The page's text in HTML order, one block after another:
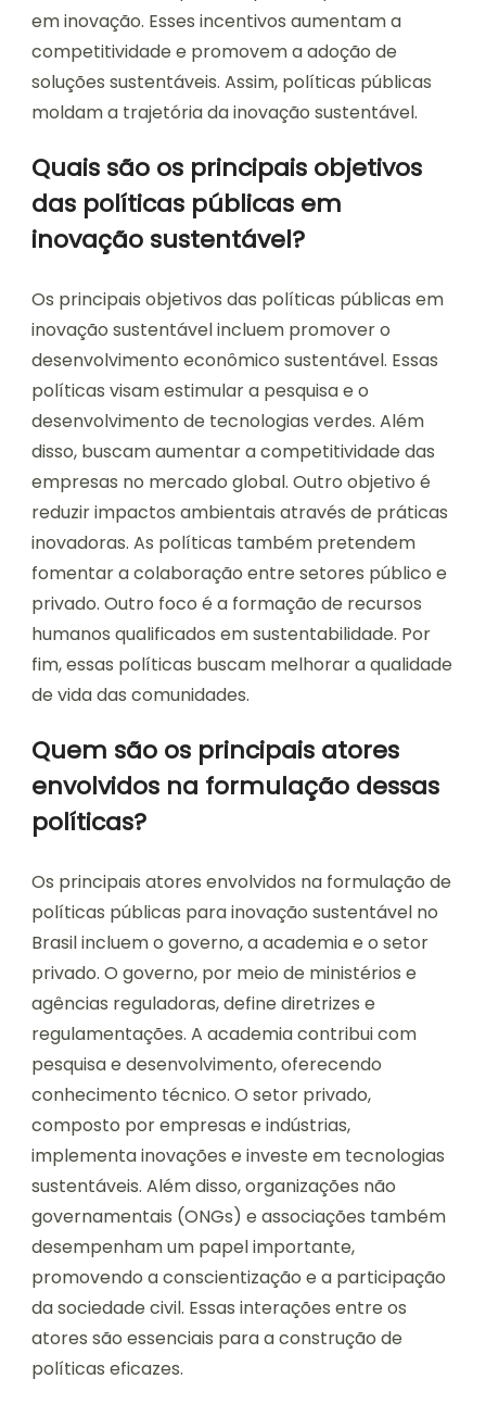
em inovação. Esses incentivos aumentam a
competitividade e promovem a adoção de
soluções sustentáveis. Assim, políticas públicas
moldam a trajetória da inovação sustentável.
Quais são os principais objetivos
das políticas públicas em
inovação sustentável?
Os principais objetivos das políticas públicas em
inovação sustentável incluem promover o
desenvolvimento econômico sustentável. Essas
políticas visam estimular a pesquisa e o
desenvolvimento de tecnologias verdes. Além
disso, buscam aumentar a competitividade das
empresas no mercado global. Outro objetivo é
reduzir impactos ambientais através de práticas
inovadoras. As políticas também pretendem
fomentar a colaboração entre setores público e
privado. Outro foco é a formação de recursos
humanos qualificados em sustentabilidade. Por
fim, essas políticas buscam melhorar a qualidade
de vida das comunidades.
Quem são os principais atores
envolvidos na formulação dessas
políticas?
Os principais atores envolvidos na formulação de
políticas públicas para inovação sustentável no
Brasil incluem o governo, a academia e o setor
privado. O governo, por meio de ministérios e
agências reguladoras, define diretrizes e
regulamentações. A academia contribui com
pesquisa e desenvolvimento, oferecendo
conhecimento técnico. O setor privado,
composto por empresas e indústrias,
implementa inovações e investe em tecnologias
sustentáveis. Além disso, organizações não
governamentais (ONGs) e associações também
desempenham um papel importante,
promovendo a conscientização e a participação
da sociedade civil. Essas interações entre os
atores são essenciais para a construção de
políticas eficazes.